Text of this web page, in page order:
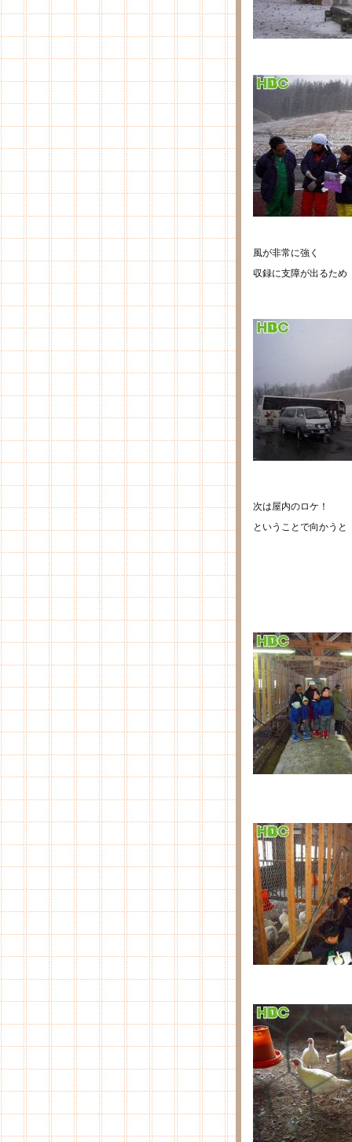
風が非常に強く
収録に支障が出るため
次は屋内のロケ！
ということで向かうと